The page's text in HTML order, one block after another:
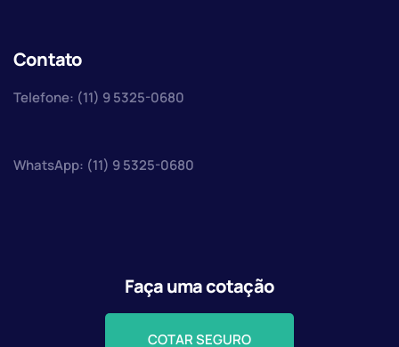
Contato
Telefone: (11) 9 5325-0680
WhatsApp: (11) 9 5325-0680
Faça uma cotação
COTAR SEGURO